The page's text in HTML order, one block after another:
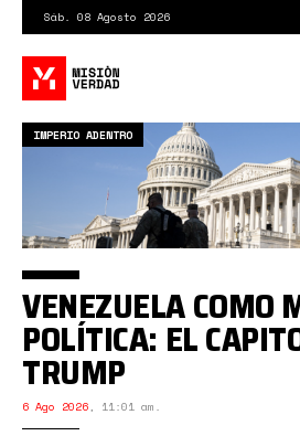
contenido
principal
Sáb. 08 Agosto 2026
IMPERIO ADENTRO
VENEZUELA COMO
POLÍTICA: EL
TRUMP
6 Ago 2026, 11:01 am.